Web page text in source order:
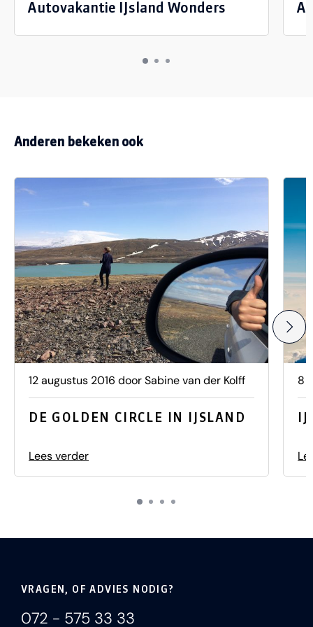
Autovakantie IJsland Wonders
Anderen bekeken ook
12 augustus 2016 door Sabine van der Kolff
DE GOLDEN CIRCLE IN IJSLAND
Lees verder
8
VRAGEN, OF ADVIES NODIG?
072 - 575 33 33